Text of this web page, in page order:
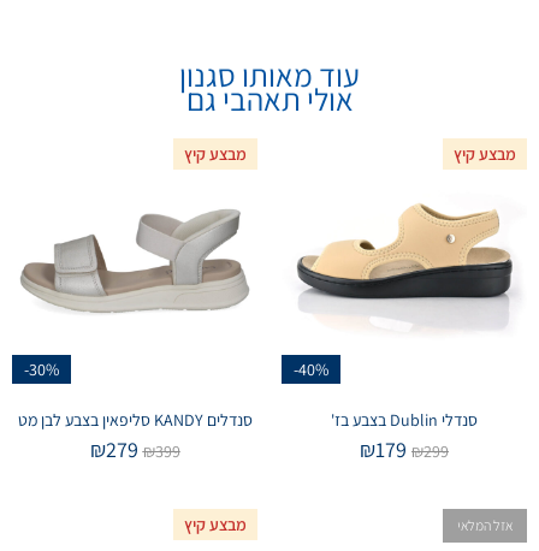
עוד מאותו סגנון
אולי תאהבי גם
מבצע קיץ
-40%
סנדלי Dublin בצבע בז'
₪299
₪179
מבצע קיץ
-30%
סנדלים KANDY סליפאין בצבע לבן מט
₪399
₪279
אזל המלאי מבצע קיץ